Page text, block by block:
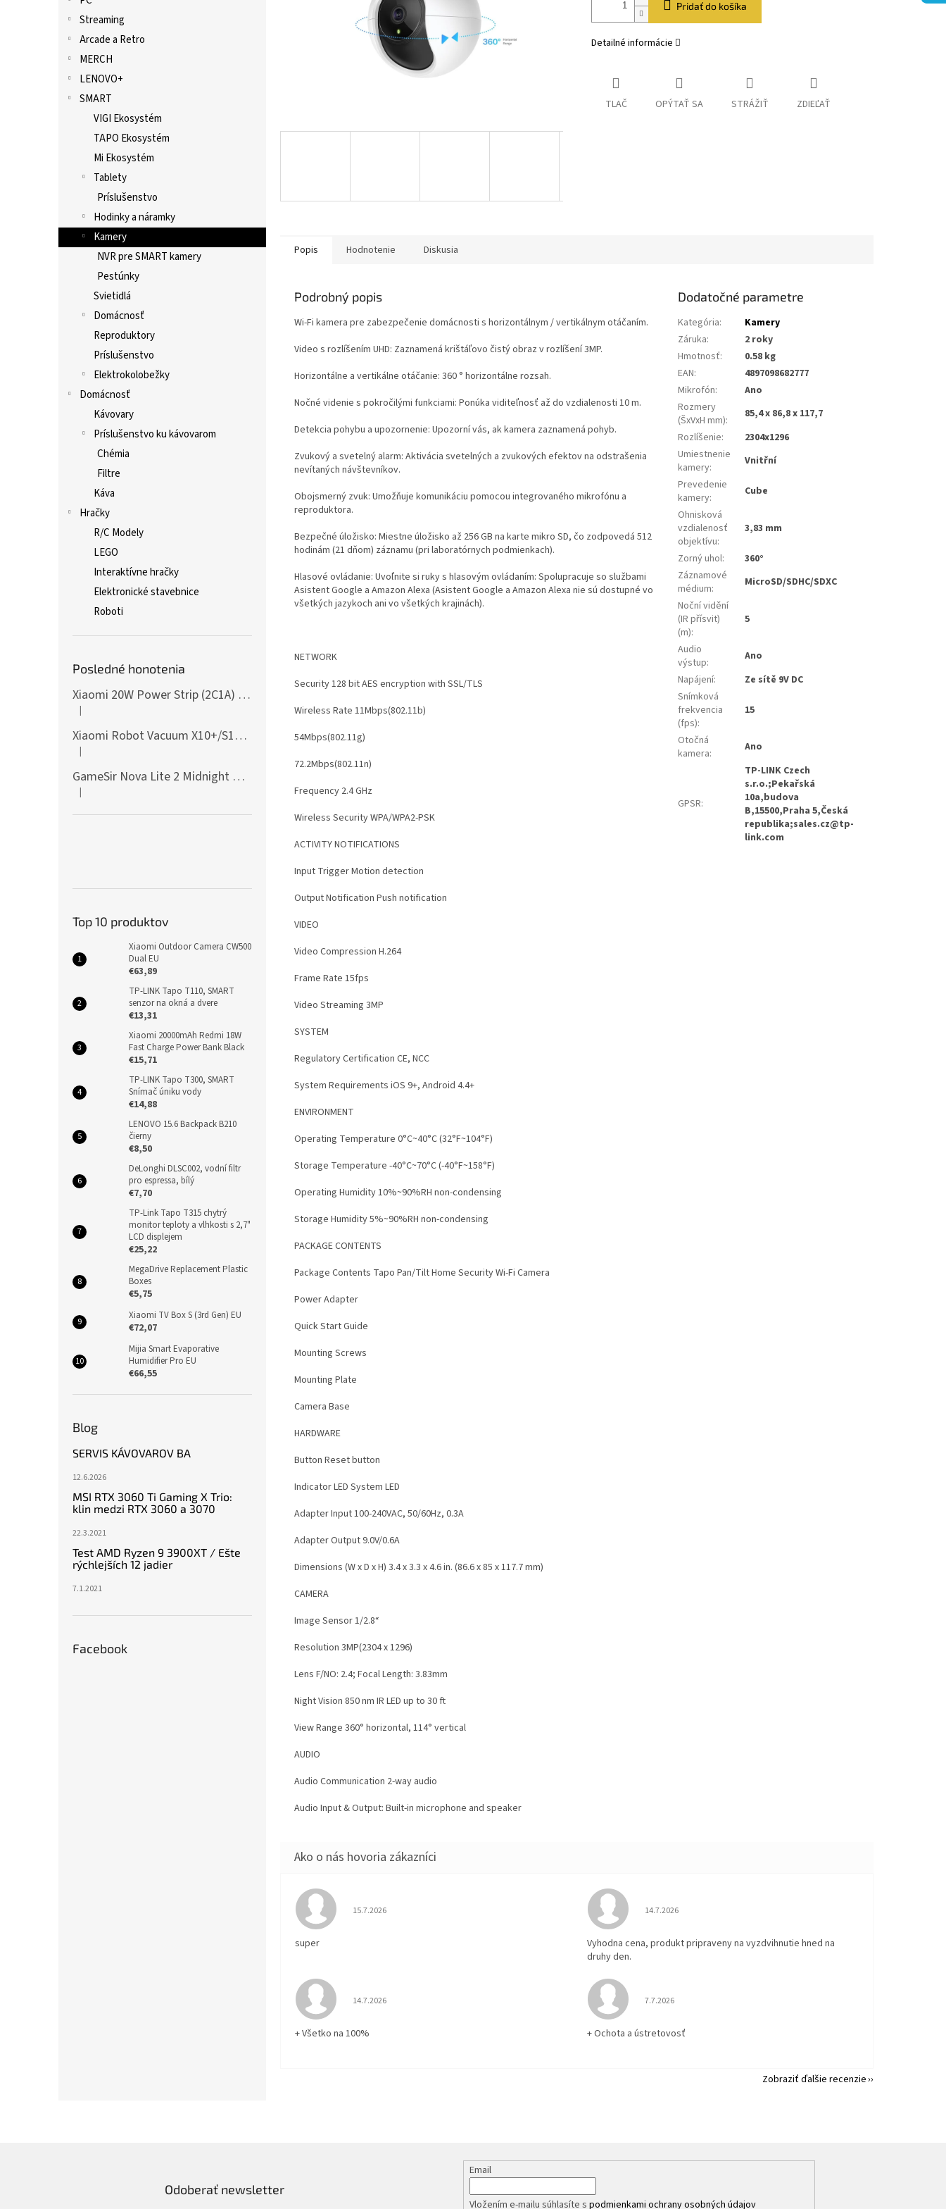
Streaming
Arcade a Retro
MERCH
LENOVO+
SMART
VIGI Ekosystém
TAPO Ekosystém
Mi Ekosystém
Tablety
Príslušenstvo
Hodinky a náramky
Kamery
NVR pre SMART kamery
Pestúnky
Svietidlá
Domácnosť
Reproduktory
Príslušenstvo
Elektrokolobežky
Domácnosť
Kávovary
Príslušenstvo ku kávovarom
Chémia
Filtre
Káva
Hračky
R/C Modely
LEGO
Interaktívne hračky
Elektronické stavebnice
Roboti
Posledné honotenia
Xiaomi 20W Power Strip (2C1A) EU
Hodnotenie produktu je 5 z 5 hviezdičiek.
|
Xiaomi Robot Vacuum X10+/S10+/X10/X20+ Side Brush
Hodnotenie produktu je 5 z 5 hviezdičiek.
|
GameSir Nova Lite 2 Midnight Gray
Hodnotenie produktu je 5 z 5 hviezdičiek.
|
Top 10 produktov
Xiaomi Outdoor Camera CW500
Dual EU
€63,89
TP-LINK Tapo T110, SMART
senzor na okná a dvere
€13,31
Xiaomi 20000mAh Redmi 18W
Fast Charge Power Bank Black
€15,71
TP-LINK Tapo T300, SMART
Snímač úniku vody
€14,88
LENOVO 15.6 Backpack B210
čierny
€8,50
DeLonghi DLSC002, vodní filtr
pro espressa, bílý
€7,70
TP-Link Tapo T315 chytrý
monitor teploty a vlhkosti s 2,7"
LCD displejem
€25,22
MegaDrive Replacement Plastic
Boxes
€5,75
Xiaomi TV Box S (3rd Gen) EU
€72,07
Mijia Smart Evaporative
Humidifier Pro EU
€66,55
Blog
SERVIS KÁVOVAROV BA
12.6.2026
MSI RTX 3060 Ti Gaming X Trio:
klin medzi RTX 3060 a 3070
22.3.2021
Test AMD Ryzen 9 3900XT / Ešte
rýchlejších 12 jadier
7.1.2021
Facebook
Pridať do košíka
Detailné informácie
TLAČ OPÝTAŤ SA STRÁŽIŤ ZDIEĽAŤ
Popis Hodnotenie Diskusia
Podrobný popis
Wi-Fi kamera pre zabezpečenie domácnosti s horizontálnym / vertikálnym otáčaním.
Video s rozlíšením UHD: Zaznamená krištáľovo čistý obraz v rozlíšení 3MP.
Horizontálne a vertikálne otáčanie: 360 ° horizontálne rozsah.
Nočné videnie s pokročilými funkciami: Ponúka viditeľnosť až do vzdialenosti 10 m.
Detekcia pohybu a upozornenie: Upozorní vás, ak kamera zaznamená pohyb.
Zvukový a svetelný alarm: Aktivácia svetelných a zvukových efektov na odstrašenia
nevítaných návštevníkov.
Obojsmerný zvuk: Umožňuje komunikáciu pomocou integrovaného mikrofónu a
reproduktora.
Bezpečné úložisko: Miestne úložisko až 256 GB na karte mikro SD, čo zodpovedá 512
hodinám (21 dňom) záznamu (pri laboratórnych podmienkach).
Hlasové ovládanie: Uvoľnite si ruky s hlasovým ovládaním: Spolupracuje so službami
Asistent Google a Amazon Alexa (Asistent Google a Amazon Alexa nie sú dostupné vo
všetkých jazykoch ani vo všetkých krajinách).
NETWORK
Security 128 bit AES encryption with SSL/TLS
Wireless Rate 11Mbps(802.11b)
54Mbps(802.11g)
72.2Mbps(802.11n)
Frequency 2.4 GHz
Wireless Security WPA/WPA2-PSK
ACTIVITY NOTIFICATIONS
Input Trigger Motion detection
Output Notification Push notification
VIDEO
Video Compression H.264
Frame Rate 15fps
Video Streaming 3MP
SYSTEM
Regulatory Certification CE, NCC
System Requirements iOS 9+, Android 4.4+
ENVIRONMENT
Operating Temperature 0°C~40°C (32°F~104°F)
Storage Temperature -40°C~70°C (-40°F~158°F)
Operating Humidity 10%~90%RH non-condensing
Storage Humidity 5%~90%RH non-condensing
PACKAGE CONTENTS
Package Contents Tapo Pan/Tilt Home Security Wi-Fi Camera
Power Adapter
Quick Start Guide
Mounting Screws
Mounting Plate
Camera Base
HARDWARE
Button Reset button
Indicator LED System LED
Adapter Input 100-240VAC, 50/60Hz, 0.3A
Adapter Output 9.0V/0.6A
Dimensions (W x D x H) 3.4 x 3.3 x 4.6 in. (86.6 x 85 x 117.7 mm)
CAMERA
Image Sensor 1/2.8“
Resolution 3MP(2304 x 1296)
Lens F/NO: 2.4; Focal Length: 3.83mm
Night Vision 850 nm IR LED up to 30 ft
View Range 360° horizontal, 114° vertical
AUDIO
Audio Communication 2-way audio
Audio Input & Output: Built-in microphone and speaker
Dodatočné parametre
Kategória:
Kamery
Záruka:
2 roky
Hmotnosť:
0.58 kg
EAN:
4897098682777
Mikrofón:
Ano
Rozmery
(ŠxVxH mm):
85,4 x 86,8 x 117,7
Rozlíšenie:
2304x1296
Umiestnenie
kamery:
Vnitřní
Prevedenie
kamery:
Cube
Ohnisková
vzdialenosť
objektívu:
3,83 mm
Zorný uhol:
360°
Záznamové
médium:
MicroSD/SDHC/SDXC
Noční vidění
(IR přísvit)
(m):
5
Audio
výstup:
Ano
Napájení:
Ze sítě 9V DC
Snímková
frekvencia
(fps):
15
Otočná
kamera: Ano
GPSR:
TP-LINK Czech
s.r.o.;Pekařská
10a,budova
B,15500,Praha 5,Česká
republika;sales.cz@tp-
link.com
Hodnotenie obchodu je 5 z 5 hviezdičiek.
15.7.2026
super
Hodnotenie obchodu je 5 z 5 hviezdičiek.
14.7.2026
Vyhodna cena, produkt pripraveny na vyzdvihnutie hned na
druhy den.
Hodnotenie obchodu je 5 z 5 hviezdičiek.
14.7.2026
+ Všetko na 100%
Hodnotenie obchodu je 5 z 5 hviezdičiek.
7.7.2026
+ Ochota a ústretovosť
Zobraziť ďalšie recenzie
Odoberať newsletter
Email
Vložením e-mailu súhlasíte spodmienkami ochrany osobných údajov